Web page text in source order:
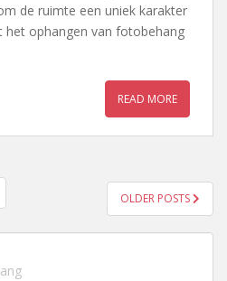
de ruimte een uniek karakter
het ophangen van fotobehang
READ MORE
OLDER POSTS